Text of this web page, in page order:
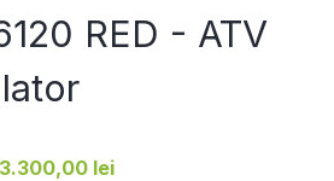
RED - ATV
3.300,00 lei